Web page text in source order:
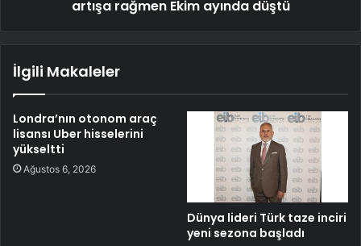
artışa rağmen Ekim ayında düştü
İlgili Makaleler
Londra’nın otonom araç
lisansı Uber hisselerini
yükseltti
Ağustos 6, 2026
Dünya lideri Türk taze inciri
yeni sezona başladı